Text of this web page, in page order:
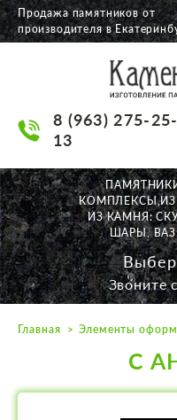
О
НАШИ
АКЦИИ
ДОСТАВКА
Пн. —
Продажа памятников от
производителя в
8 (963) 275-25-
13
ИЗ КАМНЯ:
ШАРЫ,
Звоните
Главная Элементы
С